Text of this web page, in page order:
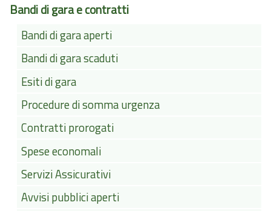
Bandi di gara e contratti
Bandi di gara aperti
Bandi di gara scaduti
Esiti di gara
Procedure di somma urgenza
Contratti prorogati
Spese economali
Servizi Assicurativi
Avvisi pubblici aperti